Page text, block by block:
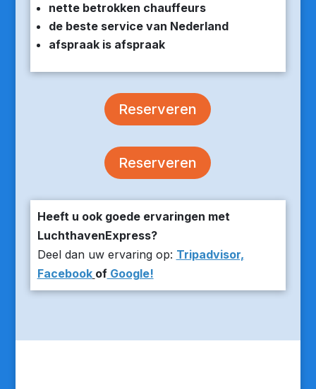
nette betrokken chauffeurs
de beste service van Nederland
afspraak is afspraak
Reserveren
Reserveren
Heeft u ook goede ervaringen met
LuchthavenExpress?
Deel dan uw ervaring op: Tripadvisor,
Facebook ofGoogle!